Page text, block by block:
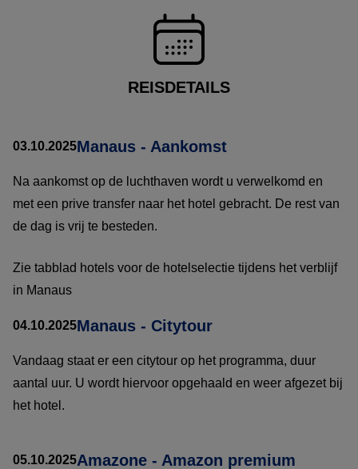
REISDETAILS
03.10.2025Manaus - Aankomst
Na aankomst op de luchthaven wordt u verwelkomd en
met een prive transfer naar het hotel gebracht. De rest van
de dag is vrij te besteden.
Zie tabblad hotels voor de hotelselectie tijdens het verblijf
in Manaus
04.10.2025Manaus - Citytour
Vandaag staat er een citytour op het programma, duur
aantal uur. U wordt hiervoor opgehaald en weer afgezet bij
het hotel.
05.10.2025Amazone - Amazon premium